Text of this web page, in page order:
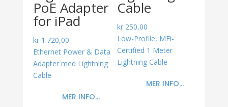
PoE Adapter
for iPad
kr1.720,00
Ethernet Power & Data
Adapter med Lightning
Cable
MER INFO...
Cable
kr 250,00
Low-Profile, MFi-
Certified 1 Meter
Lightning Cable
MER INFO...